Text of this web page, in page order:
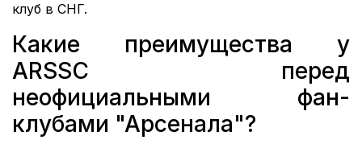
клуб в СНГ.
Какие преимущества у
ARSSC перед
неофициальными фан-
клубами "Арсенала"?